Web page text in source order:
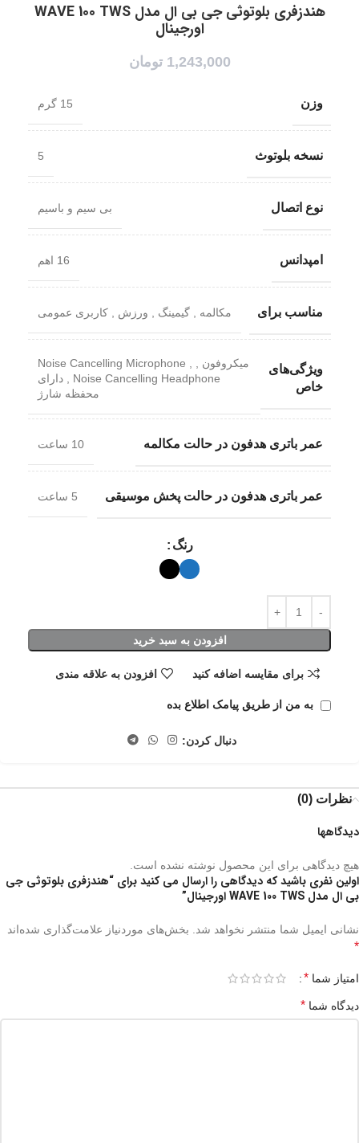
هندزفری بلوتوثی جی بی ال مدل WAVE 100 TWS
اورجینال
1,243,000 تومان
وزن 15 گرم
نسخه بلوتوث 5
نوع اتصال بی سیم و باسیم
امپدانس 16 اهم
مناسب برای مکالمه , گیمینگ , ورزش , کاربری عمومی
ویژگی‌های
خاص
میکروفون , Noise Cancelling Microphone ,
Noise Cancelling Headphone , دارای
محفظه شارژ
عمر باتری هدفون در حالت مکالمه 10 ساعت
عمر باتری هدفون در حالت پخش موسیقی 5 ساعت
رنگ
افزودن به سبد خرید
برای مقایسه اضافه کنید افزودن به علاقه مندی
به من از طریق پیامک اطلاع بده
دنبال کردن:
نظرات (0)
دیدگاهها
هیچ دیدگاهی برای این محصول نوشته نشده است.
اولین نفری باشید که دیدگاهی را ارسال می کنید برای “هندزفری بلوتوثی جی
بی ال مدل WAVE 100 TWS اورجینال”
نشانی ایمیل شما منتشر نخواهد شد. بخش‌های موردنیاز علامت‌گذاری شده‌اند
*
امتیاز شما *
دیدگاه شما *